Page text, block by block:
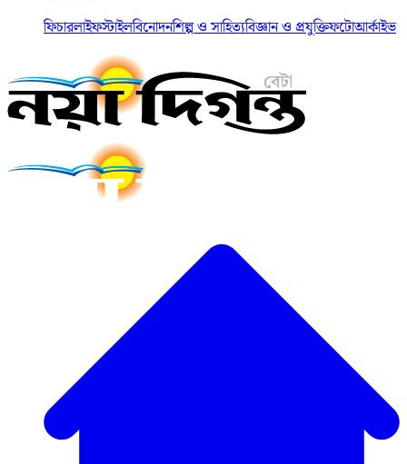
ফিচারলাইফস্টাইলবিনোদনশিল্প ও সাহিত্যবিজ্ঞান ও প্রযুক্তিফটোআর্কাইভ